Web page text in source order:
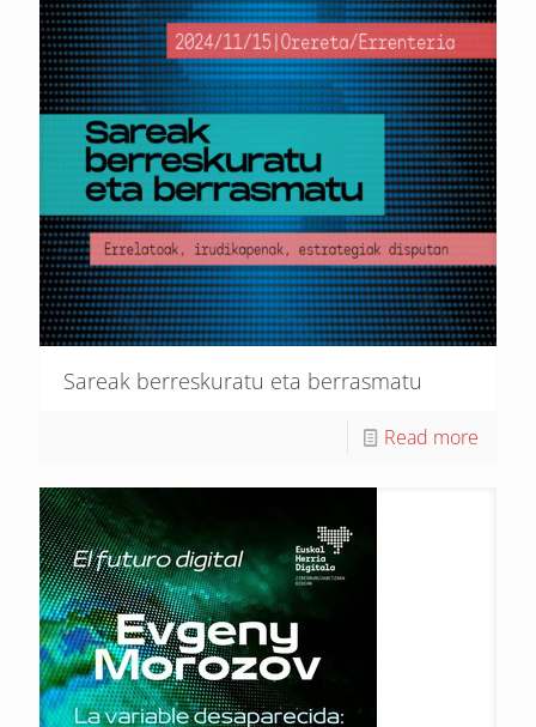
Sareak berreskuratu eta berrasmatu
Read more